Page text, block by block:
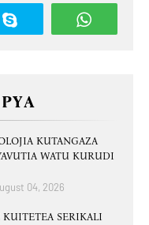
KUTANGAZA
WATU KURUDI
04, 2026
SERIKALI